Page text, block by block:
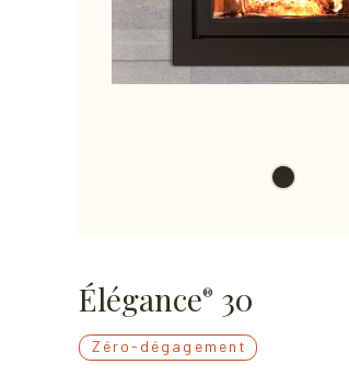
Élégance® 30
Zéro-dégagement